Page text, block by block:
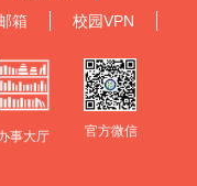
箱 校园VPN
事大厅 官方微信